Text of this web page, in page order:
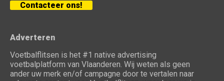
Contacteer ons!
Adverteren
Voetbalflitsen is het #1 native advertising
voetbalplatform van Vlaanderen. Wij weten als geen
ander uw merk en/of campagne door te vertalen naar